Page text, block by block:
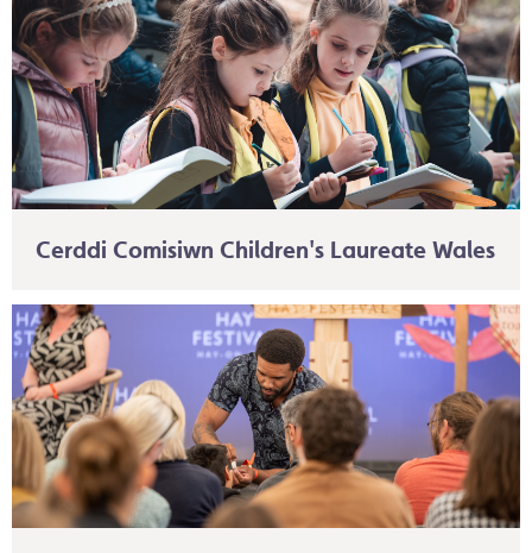
Cerddi Comisiwn Children's Laureate Wales